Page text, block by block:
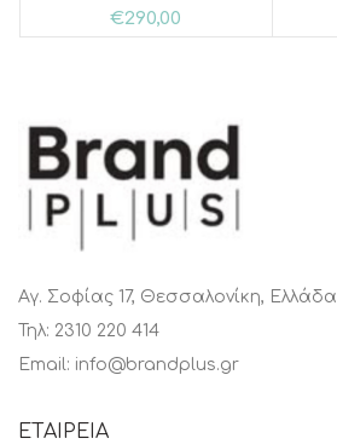
€290,00
Αγ. Σοφίας 17, Θεσσαλονίκη, Ελλάδα
Τηλ: 2310 220 414
Email: info@brandplus.gr
ΕΤΑΙΡΕΙΑ